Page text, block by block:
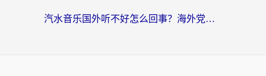
汽水音乐国外听不好怎么回事？海外党亲测有效的回国加速方案来了